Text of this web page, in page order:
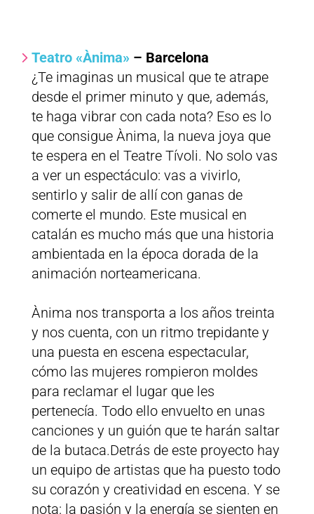
Teatro «Ànima» – Barcelona
¿Te imaginas un musical que te atrape
desde el primer minuto y que, además,
te haga vibrar con cada nota? Eso es lo
que consigue Ànima, la nueva joya que
te espera en el Teatre Tívoli. No solo vas
a ver un espectáculo: vas a vivirlo,
sentirlo y salir de allí con ganas de
comerte el mundo. Este musical en
catalán es mucho más que una historia
ambientada en la época dorada de la
animación norteamericana.
Ànima nos transporta a los años treinta
y nos cuenta, con un ritmo trepidante y
una puesta en escena espectacular,
cómo las mujeres rompieron moldes
para reclamar el lugar que les
pertenecía. Todo ello envuelto en unas
canciones y un guión que te harán saltar
de la butaca.Detrás de este proyecto hay
un equipo de artistas que ha puesto todo
su corazón y creatividad en escena. Y se
nota: la pasión y la energía se sienten en